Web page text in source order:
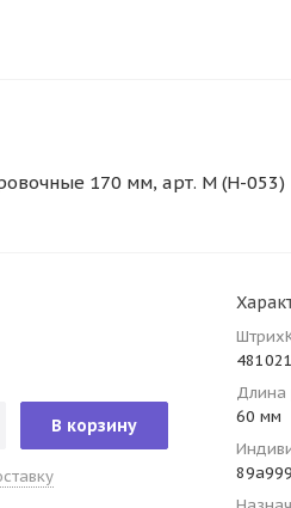
170 мм, арт. М (Н-053)
В корзину
Длина
60 мм